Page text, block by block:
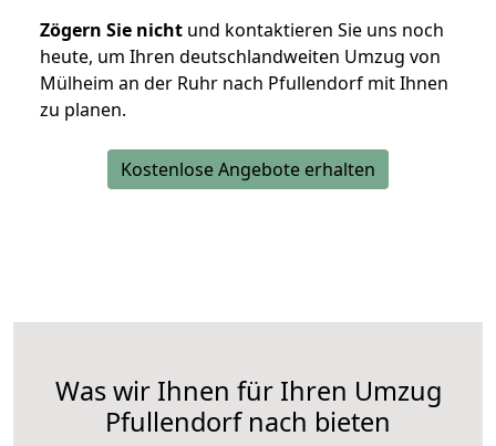
Zögern Sie nicht und kontaktieren Sie uns noch
heute, um Ihren deutschlandweiten Umzug von
Mülheim an der Ruhr nach Pfullendorf mit Ihnen
zu planen.
Kostenlose Angebote erhalten
Was wir Ihnen für Ihren Umzug
Pfullendorf nach bieten